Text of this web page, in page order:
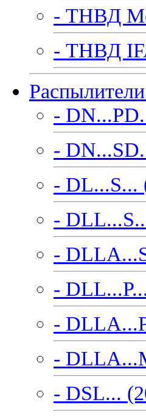
- ТНВД
- ТНВД
-
-
- DL...S...
-
-
-
-
-
- DSL...